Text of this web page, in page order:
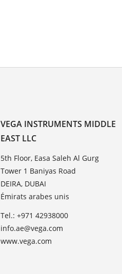
VEGA INSTRUMENTS MIDDLE
EAST LLC
5th Floor, Easa Saleh Al Gurg
Tower 1 Baniyas Road
DEIRA, DUBAI
Émirats arabes unis
Tel.: +971 42938000
info.ae@vega.com
www.vega.com